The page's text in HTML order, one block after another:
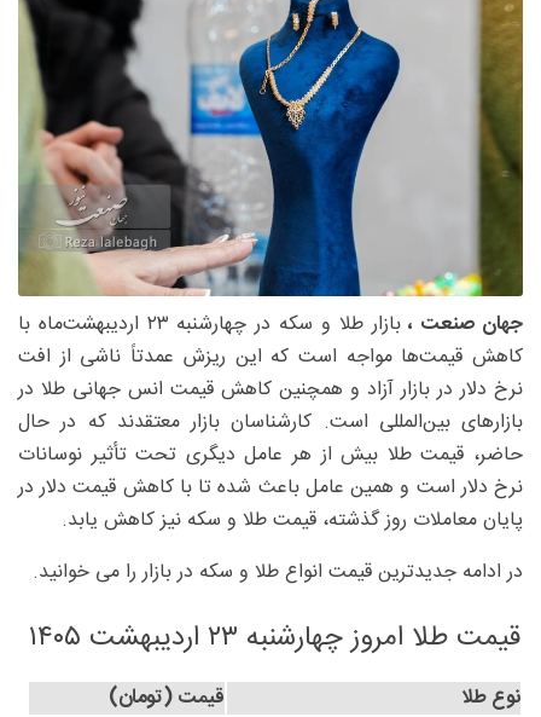
جهان صنعت ،
بازار طلا و سکه در چهارشنبه ۲۳ اردیبهشت‌ماه با
کاهش قیمت‌ها مواجه است که این ریزش عمدتاً ناشی از افت
نرخ دلار در بازار آزاد و همچنین کاهش قیمت انس جهانی طلا در
بازارهای بین‌المللی است. کارشناسان بازار معتقدند که در حال
حاضر، قیمت طلا بیش از هر عامل دیگری تحت تأثیر نوسانات
نرخ دلار است و همین عامل باعث شده تا با کاهش قیمت دلار در
پایان معاملات روز گذشته، قیمت طلا و سکه نیز کاهش یابد.
در ادامه جدیدترین قیمت انواع طلا و سکه در بازار را می خوانید.
قیمت طلا امروز چهارشنبه ۲۳ اردیبهشت ۱۴۰۵
نوع طلا
قیمت (تومان)